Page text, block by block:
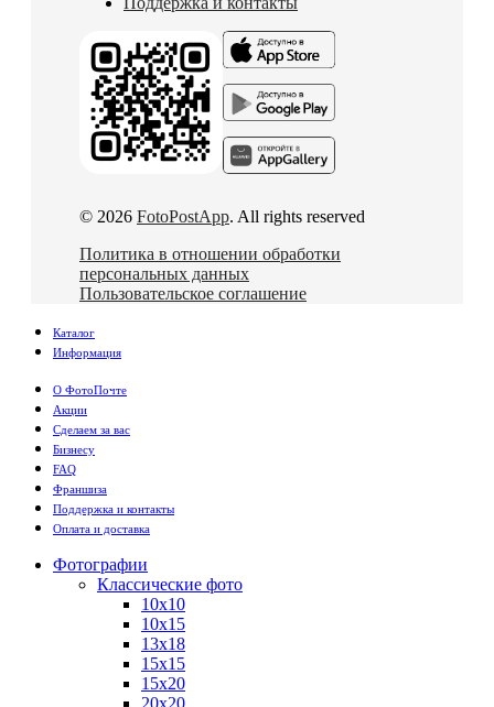
© 2026 FotoPostApp. All rights reserved
Политика в отношении обработки
персональных данных
Пользовательское соглашение
Каталог
Информация
О ФотоПочте
Акции
Сделаем за вас
Бизнесу
FAQ
Франшиза
Поддержка и контакты
Оплата и доставка
Фотографии
Классические фото
10х10
10х15
13х18
15х15
15х20
20х20